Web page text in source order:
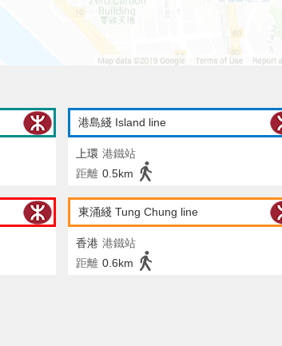
港島綫 Island line
上環 港鐵站
距離 0.5km
東涌綫 Tung Chung line
香港 港鐵站
距離 0.6km